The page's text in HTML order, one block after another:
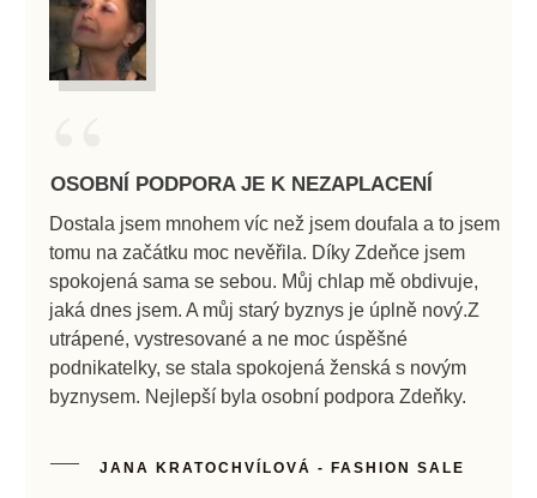
“
OSOBNÍ PODPORA JE K NEZAPLACENÍ
Dostala jsem mnohem víc než jsem doufala a to jsem
tomu na začátku moc nevěřila. Díky Zdeňce jsem
spokojená sama se sebou. Můj chlap mě obdivuje,
jaká dnes jsem. A můj starý byznys je úplně nový.Z
utrápené, vystresované a ne moc úspěšné
podnikatelky, se stala spokojená ženská s novým
byznysem. Nejlepší byla osobní podpora Zdeňky.
JANA KRATOCHVÍLOVÁ - FASHION SALE